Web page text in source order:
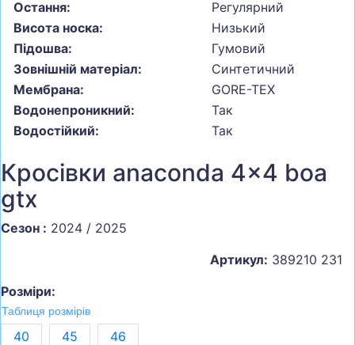
Остання:
Регулярний
Висота носка:
Низький
Підошва:
Гумовий
Зовнішній матеріал:
Синтетичний
Мембрана:
GORE-TEX
Водонепроникний:
Так
Водостійкий:
Так
Кросівки anaconda 4x4 boa
gtx
Сезон : 2024 / 2025
Артикул: 389210 231
Розміри:
Таблиця розмірів
40 45 46